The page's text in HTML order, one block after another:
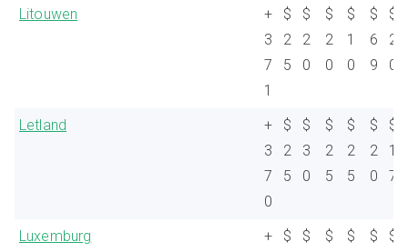
Litouwen
+
3
7
1
$
2
5
$
2
0
$
2
0
$
1
0
$
6
9
$
2
0
Letland
+
3
7
0
$
2
5
$
3
0
$
2
5
$
2
5
$
2
0
$
1
7
Luxemburg
+
$
$
$
$
$
$